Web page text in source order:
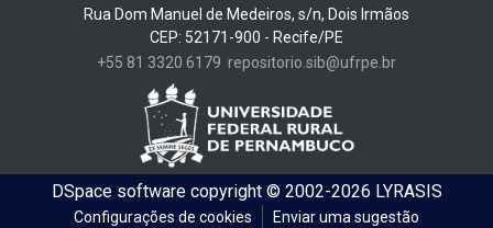
Rua Dom Manuel de Medeiros, s/n, Dois Irmãos
CEP: 52171-900 - Recife/PE
+55 81 3320 6179 repositorio.sib@ufrpe.br
DSpace softwarecopyright © 2002-2026 LYRASIS
Configurações de cookies Enviar uma sugestão